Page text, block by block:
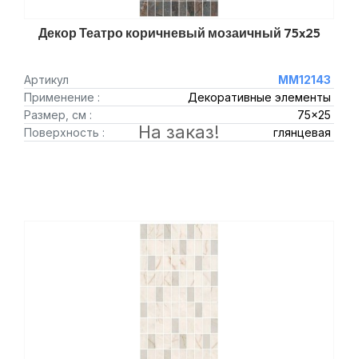
Декор Театро коричневый мозаичный 75x25
Артикул
MM12143
Применение :
Декоративные элементы
Размер, см :
75x25
Поверхность :
глянцевая
На заказ!